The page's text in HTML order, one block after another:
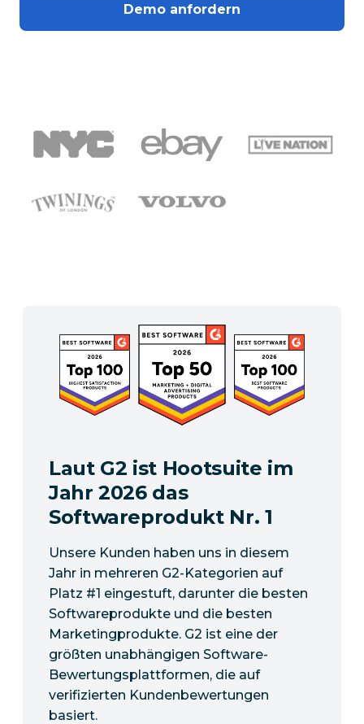
Demo anfordern
Laut G2 ist Hootsuite im
Jahr 2026 das
Softwareprodukt Nr. 1
Unsere Kunden haben uns in diesem
Jahr in mehreren G2-Kategorien auf
Platz #1 eingestuft, darunter die besten
Softwareprodukte und die besten
Marketingprodukte. G2 ist eine der
größten unabhängigen Software-
Bewertungsplattformen, die auf
verifizierten Kundenbewertungen
basiert.